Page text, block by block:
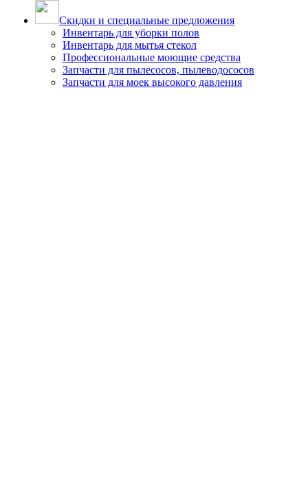
Скидки и специальные предложения
Инвентарь для уборки полов
Инвентарь для мытья стекол
Профессиональные моющие средства
Запчасти для пылесосов, пылеводососов
Запчасти для моек высокого давления